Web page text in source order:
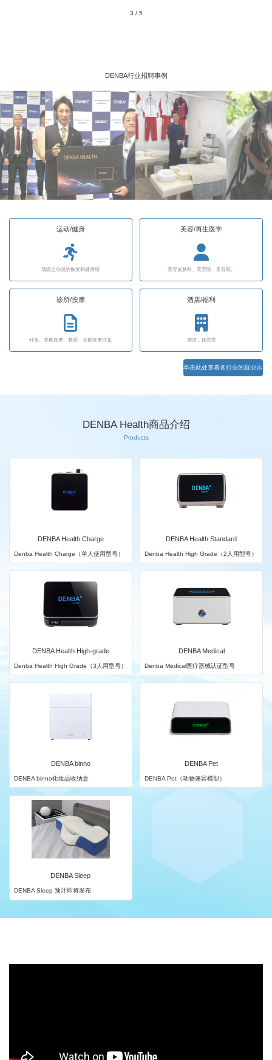
4 / 5
DENBA行业招聘事例
运动/健身
顶级运动员的恢复和健身馆
美容/再生医学
美容皮肤科、美容院、美容院、
诊所/按摩
针灸、脊椎按摩、整骨、头部按摩沙龙
酒店/福利
酒店，休息室
单击此处查看各行业的就业示
DENBA Health商品介绍
Products
DENBA Health Charge
Denba Health Charge（单人使用型号）
DENBA Health Standard
Denba Health High Grade（2人用型号）
DENBA Health High-grade
Denba Health High Grade（3人用型号）
DENBA Medical
Denba Medical医疗器械认证型号
DENBA binno
DENBA binno化妆品收纳盒
DENBA Pet
DENBA Pet（动物兼容模型）
DENBA Sleep
DENBA Sleep 预计即将发布